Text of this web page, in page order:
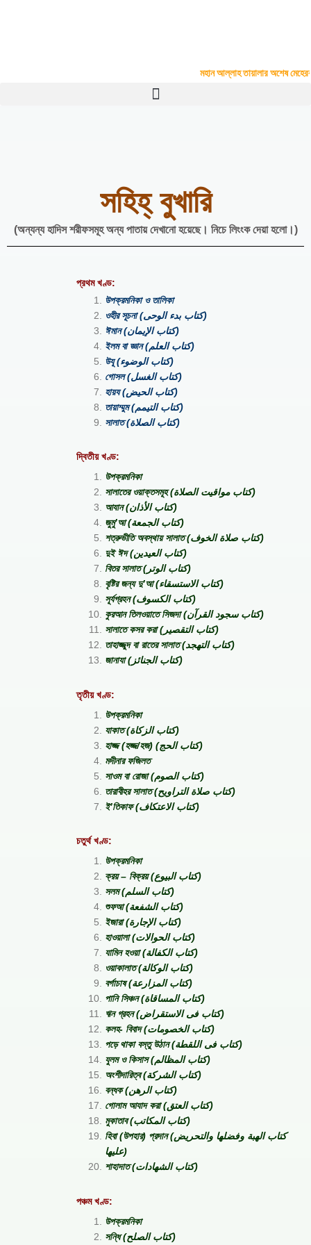
মহান আল্লাহ তায়ালার অশেষ
সহিহ্ বুখারি
(অন্যন্য হাদিস শরীফসমূহ অন্য পাতায় দেখানো হয়েছে। নিচে লিংংক দেয়া হলো।)
প্রথম খণ্ড:
উপক্রমনিকা ও তালিকা
ওহীর সূচনা (كتاب بدء الوحى)
ঈমান (كتاب الإيمان)
ইলম বা জ্ঞান (كتاب العلم)
উযূ (كتاب الوضوء)
গোসল (كتاب الغسل)
হায়য (كتاب الحيض)
তায়াম্মুম (كتاب التيمم)
সালাত (كتاب الصلاة)
দ্বিতীয় খণ্ড:
উপক্রমনিকা
সালাতের ওয়াক্তসমূহ (كتاب مواقيت الصلاة)
আযান (كتاب الأذان)
জুমু’আ (كتاب الجمعة)
শত্রুভীতি অবস্থায় সালাত (كتاب صلاة الخوف)
দুই ঈদ (كتاب العيدين)
বিতর সালাত (كتاب الوتر)
বৃষ্টির জন্য দু’আ (كتاب الاستسقاء)
সূর্যগ্রহন (كتاب الكسوف)
কুরআন তিলওয়াতে সিজদা (كتاب سجود القرآن)
সালাতে কসর করা (كتاب التقصير)
তাহাজ্জুদ বা রাতের সালাত (كتاب التهجد)
জানাযা (كتاب الجنائز)
তৃতীয় খণ্ড:
উপক্রমনিকা
যাকাত (كتاب الزكاة)
হাজ্জ (হজ্জ/হজ) (كتاب الحج)
মদীনার ফজিলত
সাওম বা রোজা (كتاب الصوم)
তারাবীহর সালাত (كتاب صلاة التراويح)
ই’তিকাফ (كتاب الاعتكاف)
চতুর্থ খণ্ড:
উপক্রমনিকা
ক্রয় – বিক্রয় (كتاب البيوع)
সলম (كتاب السلم)
শুফআ (كتاب الشفعة)
ইজারা (كتاب الإجارة)
হাওয়ালা (كتاب الحوالات)
যামিন হওয়া (كتاب الكفالة)
ওয়াকালাত (كتاب الوكالة)
বর্গাচাষ (كتاب المزارعة)
পানি সিঞ্চন (كتاب المساقاة)
ঋন গ্রহন (كتاب فى الاستقراض)
কলহ- বিবাদ (كتاب الخصومات)
পড়ে থাকা বস্তু উঠান (كتاب فى اللقطة)
যুলম ও কিসাস (كتاب المظالم)
অংশীদারিত্ব (كتاب الشركة)
বন্ধক (كتاب الرهن)
গোলাম আযাদ করা (كتاب العتق)
মুকাতাব (كتاب المكاتب)
হিবা (উপহার) প্রদান (كتاب الهبة وفضلها والتحريض
عليها)
শাহাদাত (كتاب الشهادات)
পঞ্চম খণ্ড:
উপক্রমনিকা
সন্ধি (كتاب الصلح)